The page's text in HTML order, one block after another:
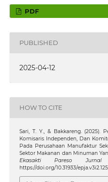
PDF
PUBLISHED
2025-04-12
HOW TO CITE
Sari, T. Y., & Bakkareng. (2025).
Komisaris Independen, Dan
Pada Perusahaan Manufaktur
Sektor Makanan dan Minuman
Ekasakti Pareso Jurnal
https://doi.org/10.31933/